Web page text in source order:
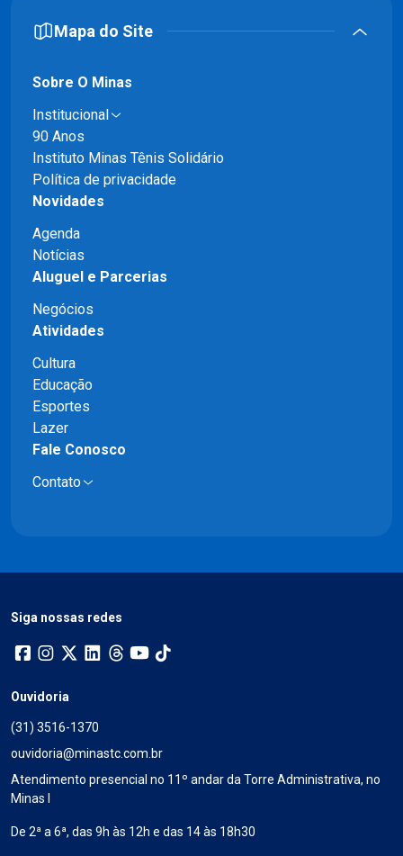
Mapa do Site
Sobre O Minas
Institucional
90 Anos
Instituto Minas Tênis Solidário
Política de privacidade
Novidades
Agenda
Notícias
Aluguel e Parcerias
Negócios
Atividades
Cultura
Educação
Esportes
Lazer
Fale Conosco
Contato
Siga nossas redes
Ouvidoria
(31) 3516-1370
ouvidoria@minastc.com.br
Atendimento presencial no 11º andar da Torre Administrativa, no
Minas I
De 2ª a 6ª, das 9h às 12h e das 14 às 18h30